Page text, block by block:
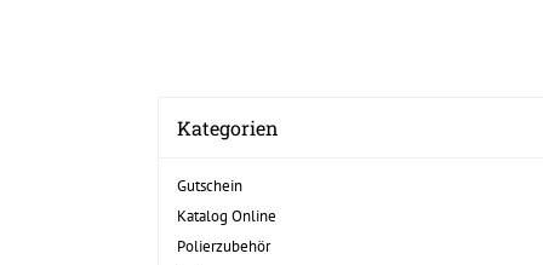
Kategorien
Gutschein
Katalog Online
Polierzubehör